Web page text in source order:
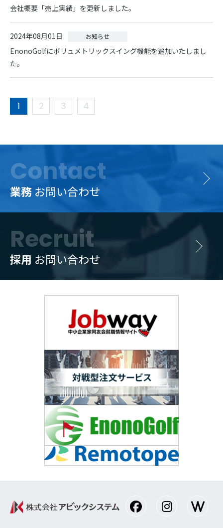
会社概要「売上実績」を更新しました。
2024年08月01日 お知らせ
EnonoGolfにボリュメトリックスイング機能を追加いたしまし
た。
1 2 3 4
Contact
業務 お問い合わせ
Recruit
採用 お問い合わせ